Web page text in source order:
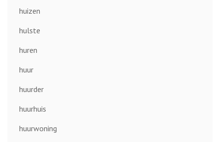
huizen
hulste
huren
huur
huurder
huurhuis
huurwoning